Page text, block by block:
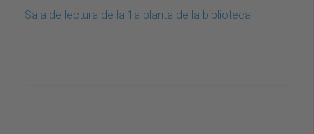
Sala de lectura de la 1a planta de la biblioteca